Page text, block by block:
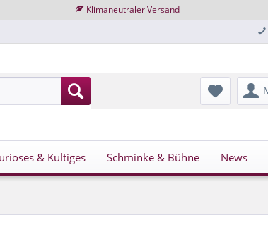
Klimaneutraler Versand
& Kultiges Schminke & Bühne News